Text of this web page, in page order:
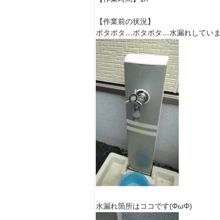
【作業前の状況】
ポタポタ…ポタポタ…水漏れしてい
水漏れ箇所はココです(ΦωΦ)